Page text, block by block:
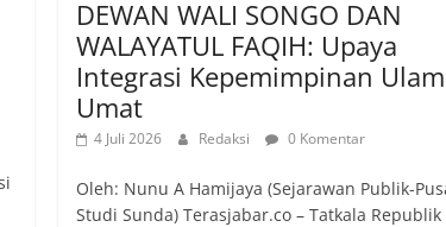
DEWAN WALI SONGO DAN
WALAYATUL FAQIH: Upaya
Integrasi Kepemimpinan
Umat
4 Juli 2026 Redaksi 0 Komentar
Oleh: Nunu A Hamijaya (Sejarawan Publik-
Studi Sunda) Terasjabar.co – Tatkala Republik